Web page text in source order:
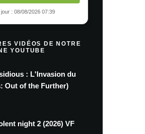
jour : 08/08/2026 07:39
VIDÉOS DE NOTRE
YOUTUBE
: L'Invasion du
Out of the Further)
night 2 (2026) VF